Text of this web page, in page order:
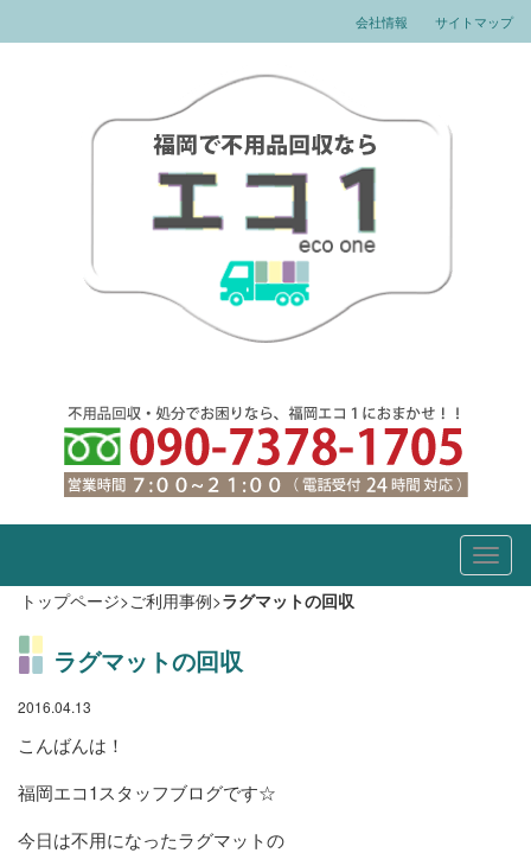
会社情報 サイトマップ
トップページ>ご利用事例>ラグマットの回収
ラグマットの回収
2016.04.13
こんばんは！
福岡エコ1スタッフブログです☆
今日は不用になったラグマットの